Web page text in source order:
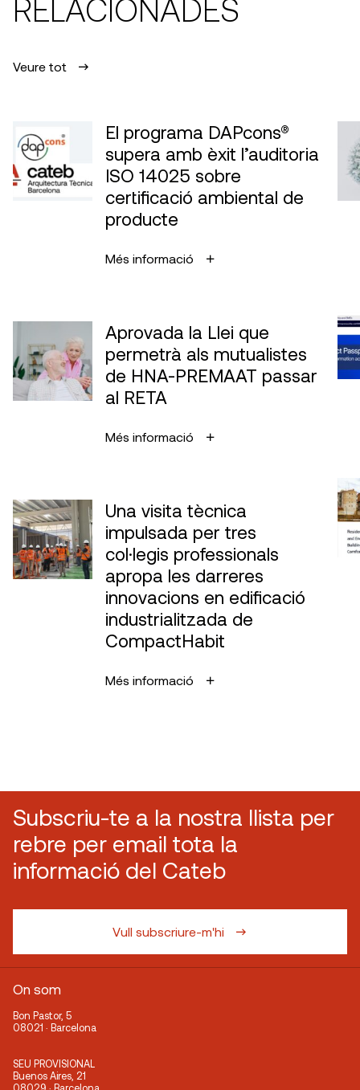
RELACIONADES
Veure tot
El programa DAPcons®
supera amb èxit l’auditoria
ISO 14025 sobre
certificació ambiental de
producte
Més informació
Aprovada la Llei que
permetrà als mutualistes
de HNA-PREMAAT passar
al RETA
Més informació
Una visita tècnica
impulsada per tres
col·legis professionals
apropa les darreres
innovacions en edificació
industrialitzada de
CompactHabit
Més informació
Subscriu-te a la nostra llista per
rebre per email tota la
informació del Cateb
Vull subscriure-m'hi
On som
Bon Pastor, 5
08021 · Barcelona
SEU PROVISIONAL
Buenos Aires, 21
08029 · Barcelona